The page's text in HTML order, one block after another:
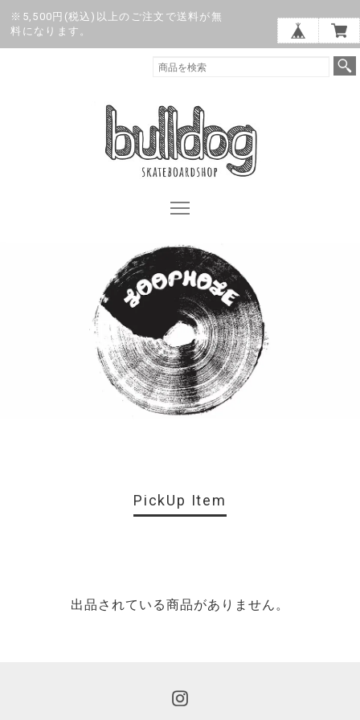
※5,500円(税込)以上のご注文で送料が無
料になります。
PickUp Item
出品されている商品がありません。